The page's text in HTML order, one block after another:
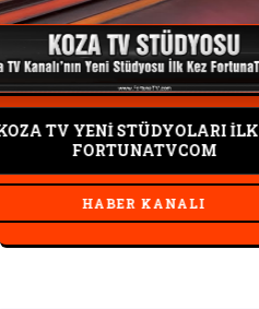
TV YENİ STÜDYOLARI İLK KEZ
FORTUNATVCOM
HABER KANALI